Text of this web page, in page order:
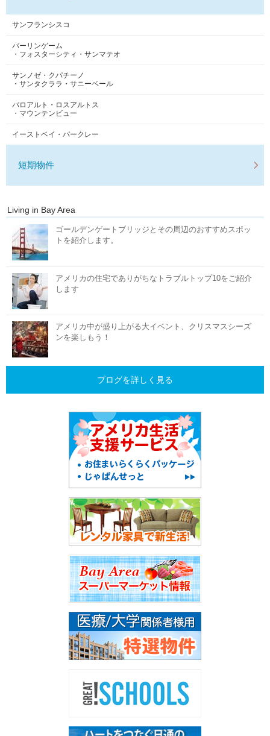
サンフランシスコ
バーリンゲーム
・フォスターシティ・サンマテオ
サンノゼ・クパチーノ
・サンタクララ・サニーベール
パロアルト・ロスアルトス
・マウンテンビュー
イーストベイ・バークレー
短期物件
Living in Bay Area
ゴールデンゲートブリッジとその周辺のおすすめスポッ
トを紹介します。
アメリカの住宅でありがちなトラブルトップ10をご紹介
します
アメリカ中が盛り上がる大イベント、クリスマスシーズ
ンを楽しもう！
ブログを詳しく見る